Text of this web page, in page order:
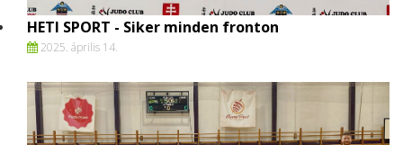
HETI SPORT - Siker minden fronton
2025. április 14.